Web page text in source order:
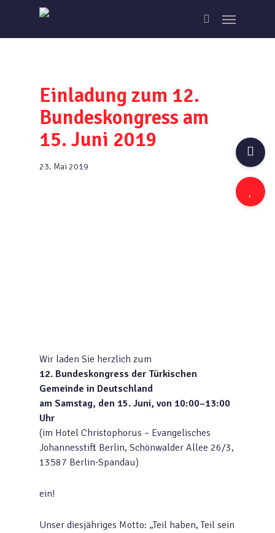
main
search
Menu
Einladung zum 12.
Bundeskongress am
15. Juni 2019
23. Mai 2019
Wir laden Sie herzlich zum
12. Bundeskongress der Türkischen
Gemeinde in Deutschland
am Samstag, den 15. Juni, von 10:00–13:00
Uhr
(im Hotel Christophorus – Evangelisches
Johannesstift Berlin, Schönwalder Allee 26/3,
13587 Berlin-Spandau)
ein!
Unser diesjähriges Motto: „Teil haben, Teil sein